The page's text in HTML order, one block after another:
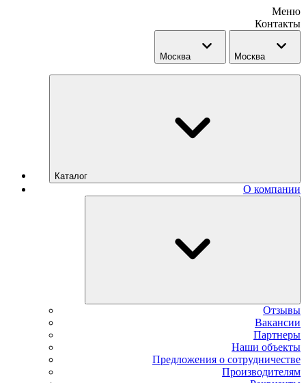
Меню
Контакты
Москва Москва
Каталог
О компании
Отзывы
Вакансии
Партнеры
Наши объекты
Предложения о сотрудничестве
Производителям